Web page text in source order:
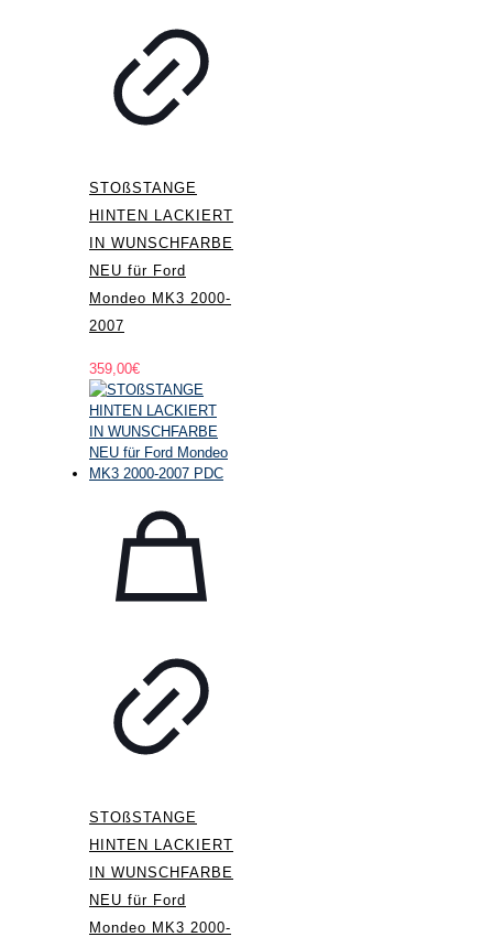
STOßSTANGE
HINTEN LACKIERT
IN WUNSCHFARBE
NEU für Ford
Mondeo MK3 2000-
2007
359,00€
STOßSTANGE
HINTEN LACKIERT
IN WUNSCHFARBE
NEU für Ford
Mondeo MK3 2000-